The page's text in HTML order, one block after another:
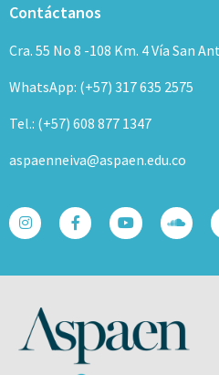
Contáctanos
Cra. 55 No 8 -108 Km. 4 Vía San
WhatsApp: (+57) 317 635 2575
Tel.: (+57) 608 877 1347
aspaenneiva@aspaen.edu.co